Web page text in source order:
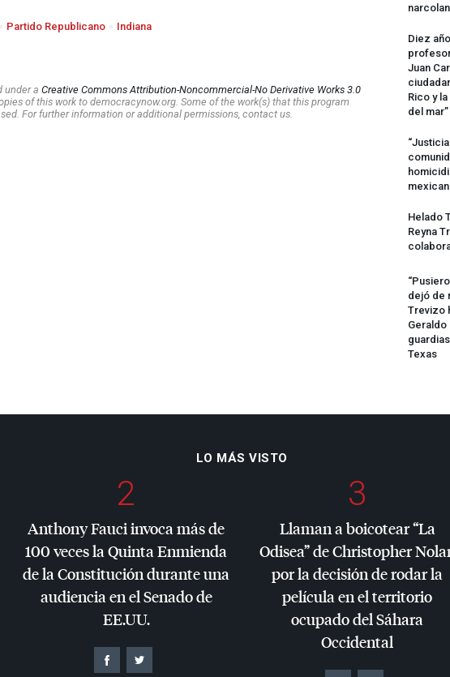
Partido Republicano Indiana
under a Creative Commons Attribution-Noncommercial-No Derivative Works 3.0
of this work to democracynow.org. Some of the work(s) that this program
For further information or additional permissions, contact us.
Diez
Juan
Rico y
del
Helado
Reyna
dejó de
Trevizo
Geraldo
Texas
LO MÁS VISTO
2
Anthony Fauci invoca más de
100 veces la Quinta Enmienda
de la Constitución durante una
audiencia en el Senado de
EE.UU.
3
Llaman a boicotear “La
Odisea” de Christopher
por la decisión de rodar la
película en el territorio
ocupado del Sáhara
Occidental